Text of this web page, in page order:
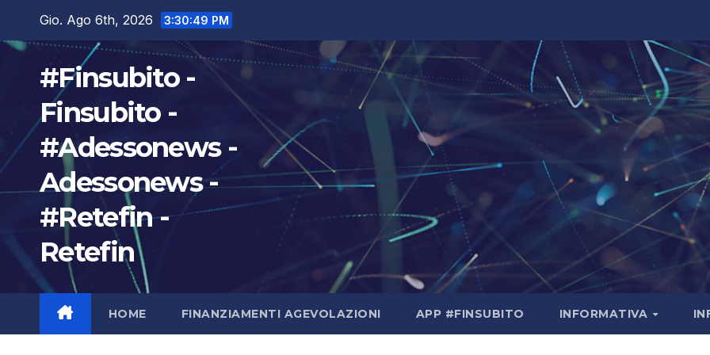
Gio. Ago 6th, 2026 3:30:50 PM
#Finsubito -
Finsubito -
#Adessonews -
Adessonews -
#Retefin -
Retefin
HOME FINANZIAMENTI AGEVOLAZIONI APP #FINSUBITO INFORMATIVA